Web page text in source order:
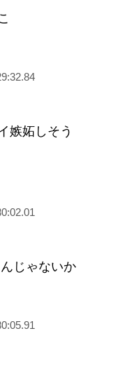
嫉妬しそう
じゃないか